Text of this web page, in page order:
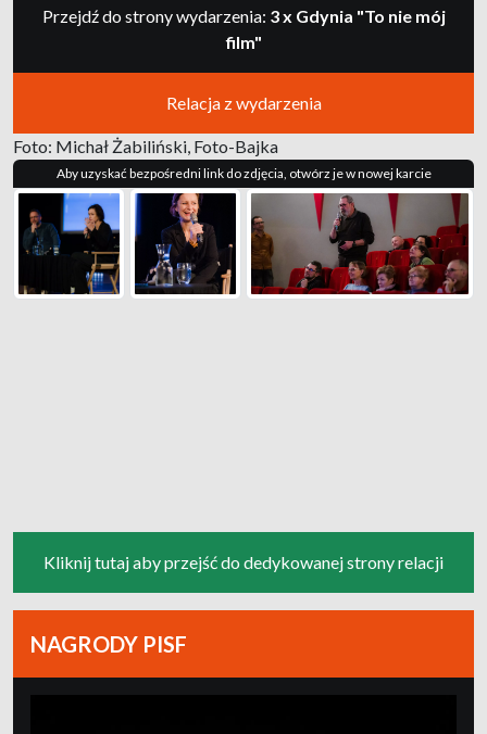
Przejdź do strony wydarzenia: 3 x Gdynia "To nie mój
film"
Relacja z wydarzenia
Foto: Michał Żabiliński, Foto-Bajka
Aby uzyskać bezpośredni link do zdjęcia, otwórz je w nowej karcie
Kliknij tutaj aby przejść do dedykowanej strony relacji
NAGRODY PISF